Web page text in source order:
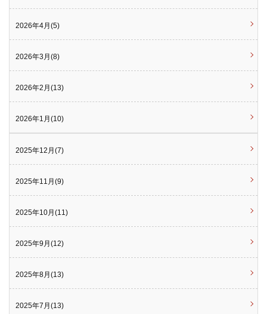
2026年4月(5)
2026年3月(8)
2026年2月(13)
2026年1月(10)
2025年12月(7)
2025年11月(9)
2025年10月(11)
2025年9月(12)
2025年8月(13)
2025年7月(13)